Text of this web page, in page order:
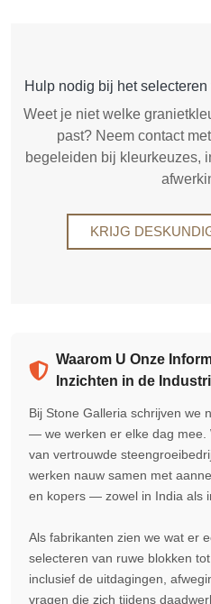
Hulp nodig bij het
Weet je niet welke
past? Neem contact
begeleiden bij kleurkeuzes,
KRIJG
Waarom U Onze
Inzichten in de
Bij Stone Galleria schrijven we
— we werken er elke dag mee.
van vertrouwde
werken nauw samen met
en kopers — zowel in India als
Als fabrikanten zien we wat er
selecteren van ruwe blokken
inclusief de uitdagingen,
vragen die zich tijdens